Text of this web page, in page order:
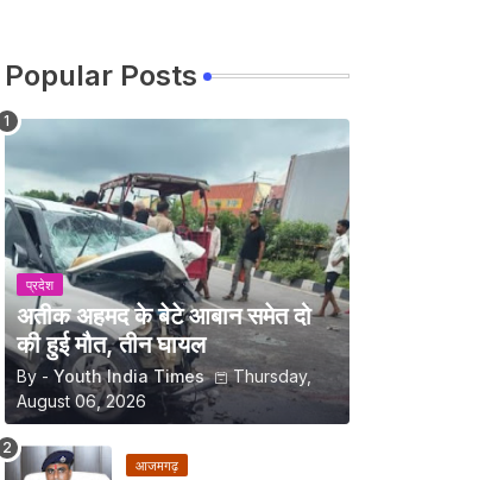
Popular Posts
प्रदेश
अतीक अहमद के बेटे आबान समेत दो
की हुई मौत, तीन घायल
By - Youth India Times
Thursday,
August 06, 2026
आजमगढ़